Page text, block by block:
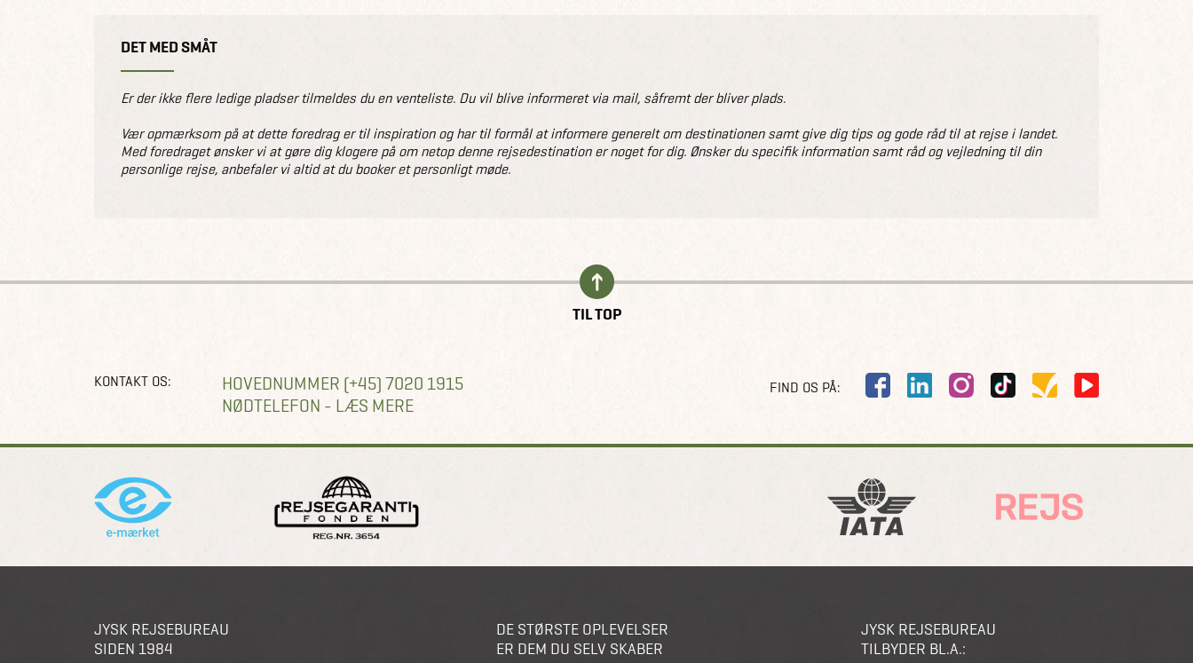
DET MED SMÅT
Er der ikke flere ledige pladser tilmeldes du en venteliste. Du vil blive informeret via mail, såfremt der bliver plads.
Vær opmærksom på at dette foredrag er til inspiration og har til formål at informere generelt om destinationen samt give dig tips og gode råd til at rejse i landet.
Med foredraget ønsker vi at gøre dig klogere på om netop denne rejsedestination er noget for dig. Ønsker du specifik information samt råd og vejledning til din
personlige rejse, anbefaler vi altid at du booker et personligt møde.
TIL TOP
KONTAKT OS:
HOVEDNUMMER (+45) 7020 1915
NØDTELEFON - LÆS MERE
FIND OS PÅ:
JYSK REJSEBUREAU
SIDEN 1984
DE STØRSTE OPLEVELSER
ER DEM DU SELV SKABER
JYSK REJSEBUREAU
TILBYDER BL.A.: